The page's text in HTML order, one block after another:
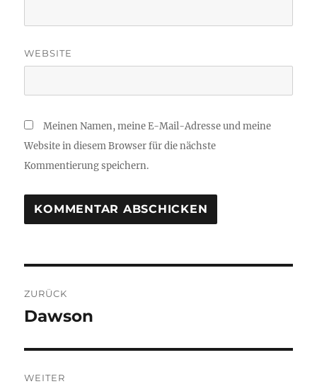
WEBSITE
Meinen Namen, meine E-Mail-Adresse und meine
Website in diesem Browser für die nächste
Kommentierung speichern.
Navigation
ZURÜCK
Vorheriger
Dawson
WEITER